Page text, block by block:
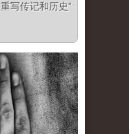
写传记和历史”